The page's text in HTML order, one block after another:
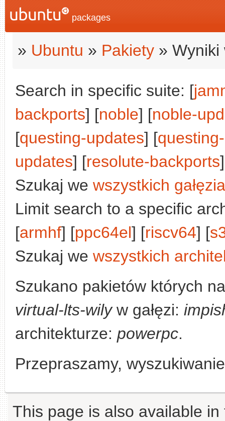
packages
» Ubuntu » Pakiety » Wyniki
Search in specific suite: [
backports] [noble] [noble-
[questing-updates] [
updates] [resolute-backports
Szukaj we wszystkich
Limit search to a specific
[armhf] [ppc64el] [riscv64] [
Szukaj we wszystkich
Szukano pakietów których
virtual-lts-wilyw gałęzi:
architekturze: powerpc.
Przepraszamy,
This page is also available